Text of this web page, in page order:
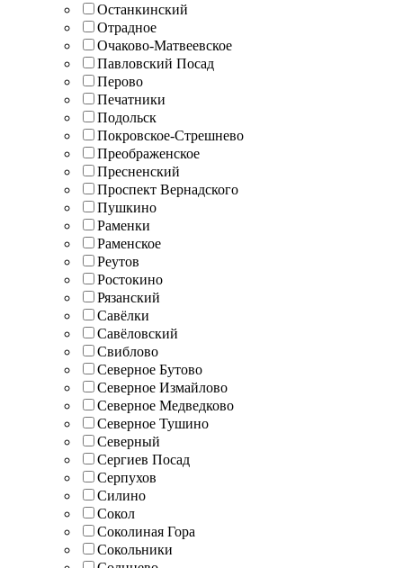
Останкинский
Отрадное
Очаково-Матвеевское
Павловский Посад
Перово
Печатники
Подольск
Покровское-Стрешнево
Преображенское
Пресненский
Проспект Вернадского
Пушкино
Раменки
Раменское
Реутов
Ростокино
Рязанский
Савёлки
Савёловский
Свиблово
Северное Бутово
Северное Измайлово
Северное Медведково
Северное Тушино
Северный
Сергиев Посад
Серпухов
Силино
Сокол
Соколиная Гора
Сокольники